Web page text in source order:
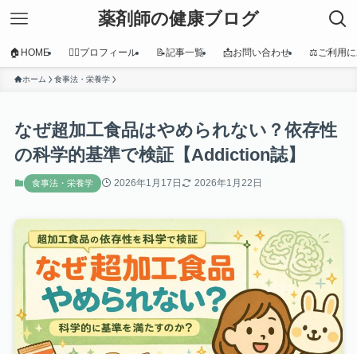
薬剤師の健康ブログ
🏠HOME 👩‍⚕️プロフィール 📝記事一覧 📩お問い合わせ ⚖️ご利用
ホーム 食事法・栄養学
なぜ超加工食品はやめられない？依存性
の科学的基準で検証【Addiction誌】
食事法・栄養学 2026年1月17日 2026年1月22日